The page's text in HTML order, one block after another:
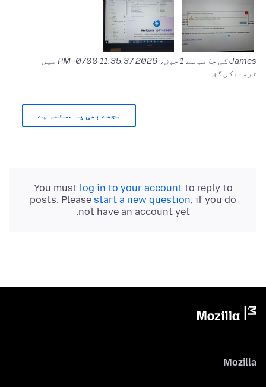
James کی جانب سے 1 جون، 2026 11:35:37 PM -0700
میں
ترمیمکی گئ
مجھے بھی یہ مسئلہ ہے
You must log in to your accountto reply to
posts. Please start a new question, if you do
not have an account yet.
Mozilla